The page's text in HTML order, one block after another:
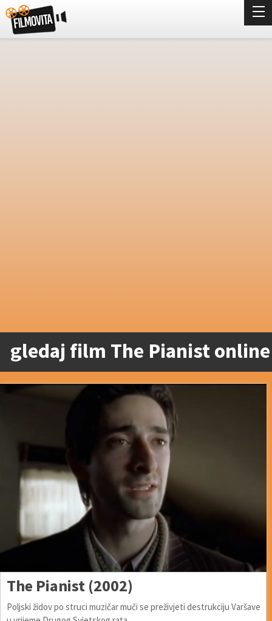
gledaj film The Pianist online
The Pianist (2002)
Poljski židov po struci muzičar muči se preživjeti destrukciju Varšave